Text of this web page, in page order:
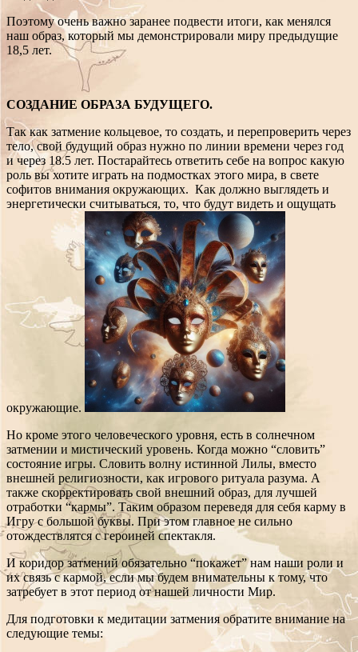
Поэтому очень важно заранее подвести итоги, как менялся
наш образ, который мы демонстрировали миру предыдущие
18,5 лет.
СОЗДАНИЕ ОБРАЗА БУДУЩЕГО.
Так как затмение кольцевое, то создать, и перепроверить через
тело, свой будущий образ нужно по линии времени через год
и через 18.5 лет. Постарайтесь ответить себе на вопрос какую
роль вы хотите играть на подмостках этого мира, в свете
софитов внимания окружающих. Как должно выглядеть и
энергетически считываться, то, что будут видеть и ощущать
окружающие.
Но кроме этого человеческого уровня, есть в солнечном
затмении и мистический уровень. Когда можно “словить”
состояние игры. Словить волну истинной Лилы, вместо
внешней религиозности, как игрового ритуала разума. А
также скорректировать свой внешний образ, для лучшей
отработки “кармы”. Таким образом переведя для себя карму в
Игру с большой буквы. При этом главное не сильно
отождествлятся с героиней спектакля.
И коридор затмений обязательно “покажет” нам наши роли и
их связь с кармой, если мы будем внимательны к тому, что
затребует в этот период от нашей личности Мир.
Для подготовки к медитации затмения обратите внимание на
следующие темы: